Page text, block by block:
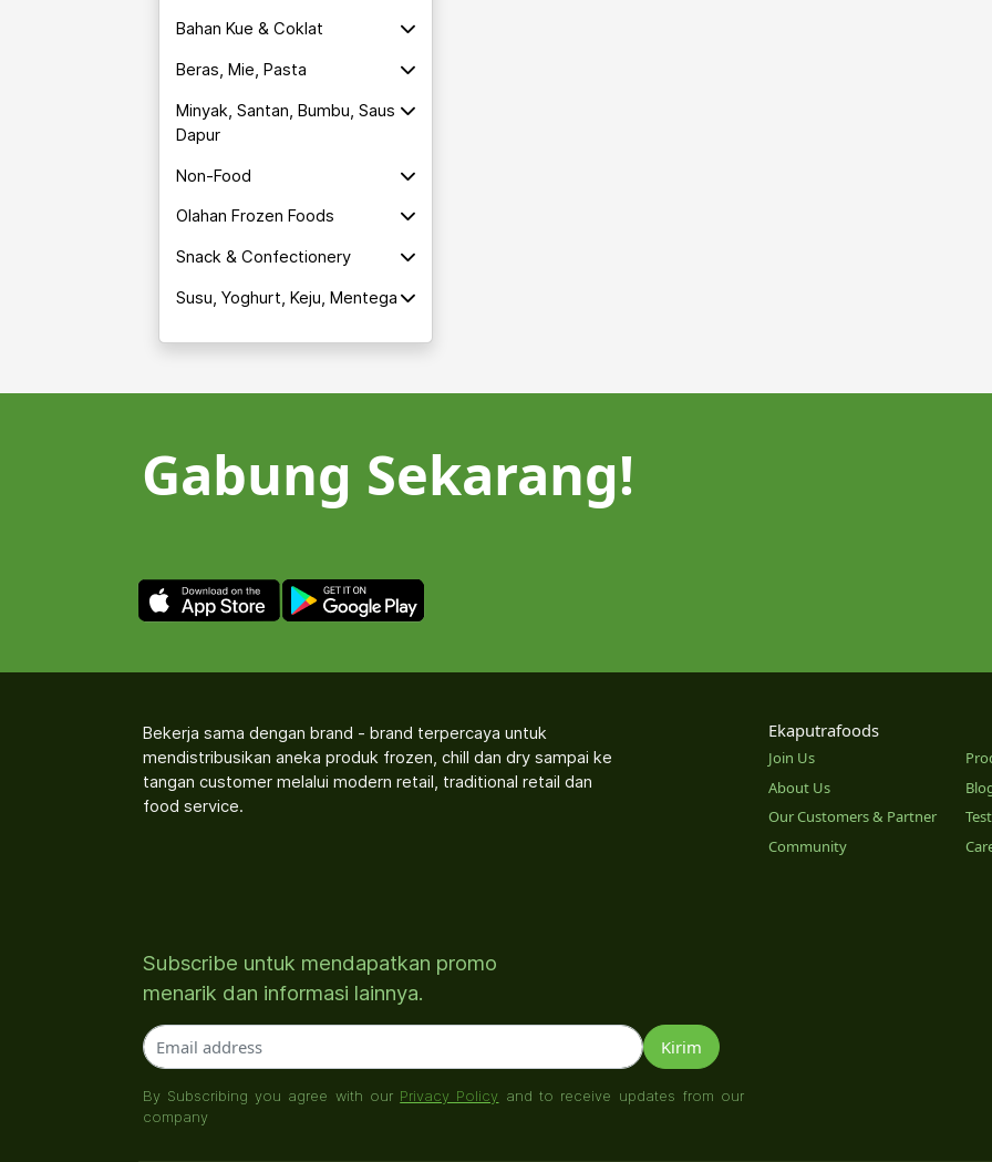
Bahan Kue & Coklat
Beras, Mie, Pasta
Minyak, Santan, Bumbu, Saus
Dapur
Non-Food
Olahan Frozen Foods
Snack & Confectionery
Susu, Yoghurt, Keju, Mentega
Gabung Sekarang!
Bekerja sama dengan brand - brand terpercaya untuk
mendistribusikan aneka produk frozen, chill dan dry sampai ke
tangan customer melalui modern retail, traditional retail dan
food service.
Ekaputrafoods
Join Us
About Us
Our Customers & Partner
Community
Subscribe untuk mendapatkan promo
menarik dan informasi lainnya.
By Subscribing you agree with our Privacy Policy and to receive updates from our
company